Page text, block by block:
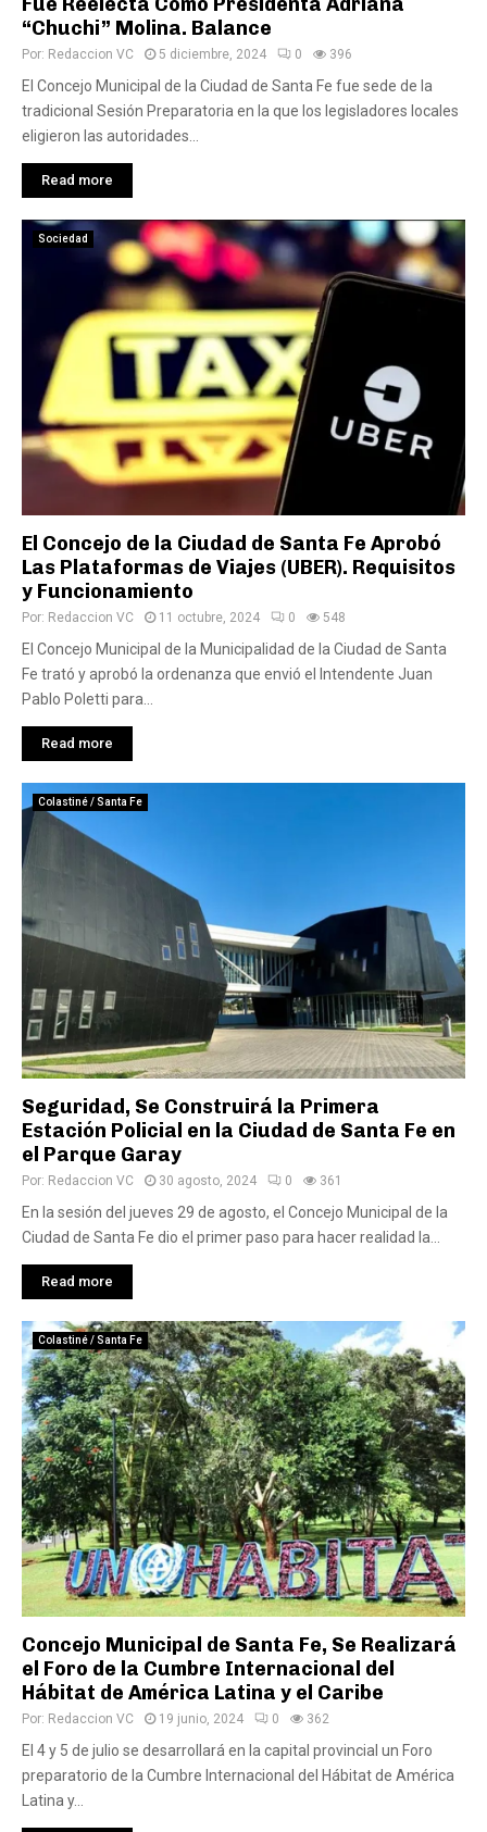
“Chuchi” Molina. Balance
Por: Redaccion VC 5 diciembre, 2024 0 396
El Concejo Municipal de la Ciudad de Santa Fe fue sede de la
tradicional Sesión Preparatoria en la que los legisladores locales
eligieron las autoridades...
Read more
Sociedad
El Concejo de la Ciudad de Santa Fe Aprobó
Las Plataformas de Viajes (UBER). Requisitos
y Funcionamiento
Por: Redaccion VC 11 octubre, 2024 0 548
El Concejo Municipal de la Municipalidad de la Ciudad de Santa
Fe trató y aprobó la ordenanza que envió el Intendente Juan
Pablo Poletti para...
Read more
Colastiné / Santa Fe
Seguridad, Se Construirá la Primera
Estación Policial en la Ciudad de Santa Fe en
el Parque Garay
Por: Redaccion VC 30 agosto, 2024 0 361
En la sesión del jueves 29 de agosto, el Concejo Municipal de la
Ciudad de Santa Fe dio el primer paso para hacer realidad la...
Read more
Colastiné / Santa Fe
Concejo Municipal de Santa Fe, Se Realizará
el Foro de la Cumbre Internacional del
Hábitat de América Latina y el Caribe
Por: Redaccion VC 19 junio, 2024 0 362
El 4 y 5 de julio se desarrollará en la capital provincial un Foro
preparatorio de la Cumbre Internacional del Hábitat de América
Latina y...